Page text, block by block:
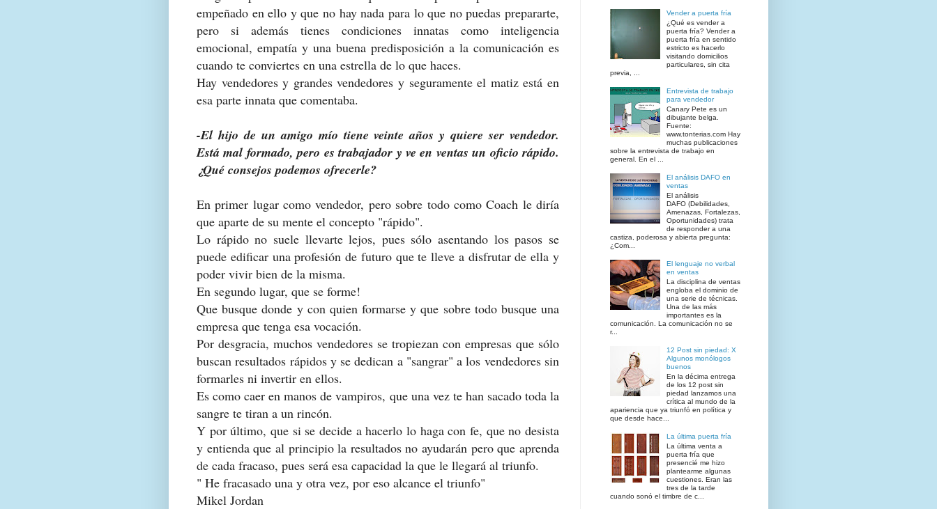
empeñado en ello y que no hay nada para lo que no puedas prepararte,
pero si además tienes condiciones innatas como inteligencia
emocional, empatía y una buena predisposición a la comunicación es
cuando te conviertes en una estrella de lo que haces.
Hay vendedores y grandes vendedores y seguramente el matiz está en
esa parte innata que comentaba.
-El hijo de un amigo mío tiene veinte años y quiere ser vendedor.
Está mal formado, pero es trabajador y ve en ventas un oficio rápido.
¿Qué consejos podemos ofrecerle?
En primer lugar como vendedor, pero sobre todo como Coach le diría
que aparte de su mente el concepto "rápido".
Lo rápido no suele llevarte lejos, pues sólo asentando los pasos se
puede edificar una profesión de futuro que te lleve a disfrutar de ella y
poder vivir bien de la misma.
En segundo lugar, que se forme!
Que busque donde y con quien formarse y que sobre todo busque una
empresa que tenga esa vocación.
Por desgracia, muchos vendedores se tropiezan con empresas que sólo
buscan resultados rápidos y se dedican a "sangrar" a los vendedores sin
formarles ni invertir en ellos.
Es como caer en manos de vampiros, que una vez te han sacado toda la
sangre te tiran a un rincón.
Y por último, que si se decide a hacerlo lo haga con fe, que no desista
y entienda que al principio la resultados no ayudarán pero que aprenda
de cada fracaso, pues será esa capacidad la que le llegará al triunfo.
" He fracasado una y otra vez, por eso alcance el triunfo"
Mikel Jordan
Vender a puerta fría
¿Qué es vender a
puerta fría? Vender a
puerta fría en sentido
estricto es hacerlo
visitando domicilios
particulares, sin cita
previa, ...
Entrevista de trabajo
para vendedor
Canary Pete es un
dibujante belga.
Fuente:
www.tonterias.com Hay
muchas publicaciones
sobre la entrevista de trabajo en
general. En el ...
El análisis DAFO en
ventas
El análisis
DAFO (Debilidades,
Amenazas, Fortalezas,
Oportunidades) trata
de responder a una
castiza, poderosa y abierta pregunta:
¿Com...
El lenguaje no verbal
en ventas
La disciplina de ventas
engloba el dominio de
una serie de técnicas.
Una de las más
importantes es la
comunicación. La comunicación no se
r...
12 Post sin piedad: X
Algunos monólogos
buenos
En la décima entrega
de los 12 post sin
piedad lanzamos una
crítica al mundo de la
apariencia que ya triunfó en política y
que desde hace...
La última puerta fría
La última venta a
puerta fría que
presencié me hizo
plantearme algunas
cuestiones. Eran las
tres de la tarde
cuando sonó el timbre de c...